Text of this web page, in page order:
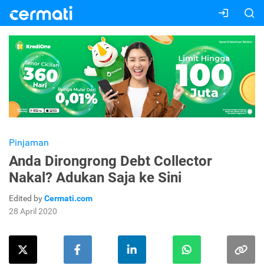
Pinjaman
Anda Dirongrong Debt Collector
Nakal? Adukan Saja ke Sini
Edited byCermati.com
28 April 2020